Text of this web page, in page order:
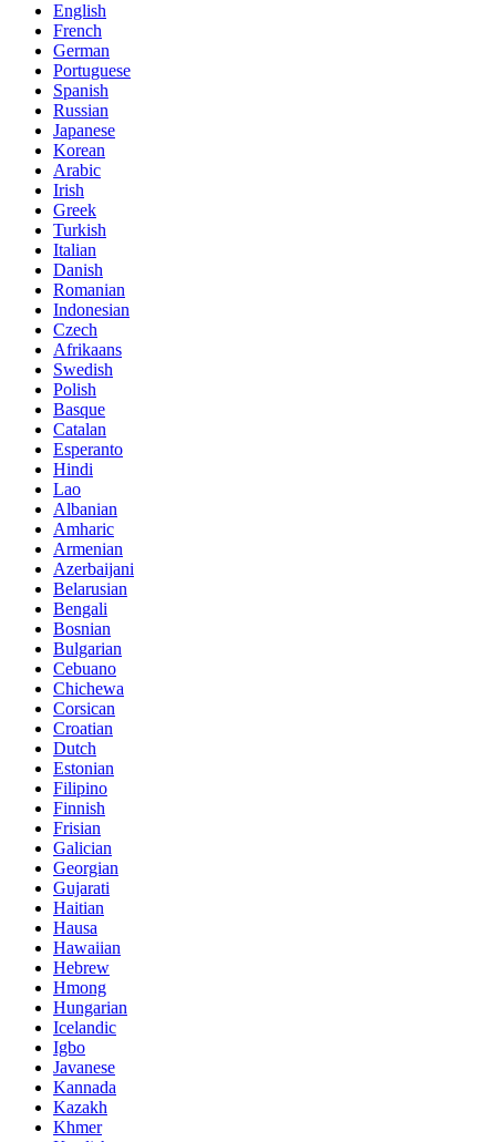
English
French
German
Portuguese
Spanish
Russian
Japanese
Korean
Arabic
Irish
Greek
Turkish
Italian
Danish
Romanian
Indonesian
Czech
Afrikaans
Swedish
Polish
Basque
Catalan
Esperanto
Hindi
Lao
Albanian
Amharic
Armenian
Azerbaijani
Belarusian
Bengali
Bosnian
Bulgarian
Cebuano
Chichewa
Corsican
Croatian
Dutch
Estonian
Filipino
Finnish
Frisian
Galician
Georgian
Gujarati
Haitian
Hausa
Hawaiian
Hebrew
Hmong
Hungarian
Icelandic
Igbo
Javanese
Kannada
Kazakh
Khmer